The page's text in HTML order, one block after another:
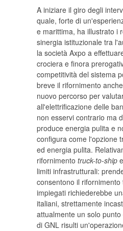
A iniziare il giro degli
quale, forte di
e marittima, ha illustrato i
sinergia istituzionale tra
la società Axpo a
crociera e finora
competitività del sistema
breve il rifornimento
nuovo percorso per
all'elettrificazione delle
non esservi contrario ma
produce energia pulita e
configura come l'opzione
ed energia pulita.
rifornimento truck-to-ship
limiti infrastrutturali:
consentono il
impiegati richiederebbe
italiani, strettamente
attualmente un solo
di GNL risulti